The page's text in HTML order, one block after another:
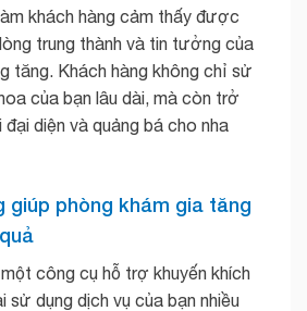
khách hàng cảm thấy được
trung thành và tin tưởng của
tăng. Khách hàng không chỉ sử
của bạn lâu dài, mà còn trở
diện và quảng bá cho nha
giúp phòng khám gia tăng
công cụ hỗ trợ khuyến khích
sử dụng dịch vụ của bạn nhiều